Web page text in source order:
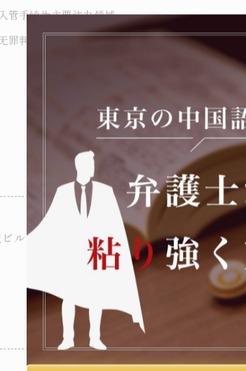
管手续为主要注力领域。
判决获取、特殊诈欺案件之不起诉处分获取、罕
ル本館3階